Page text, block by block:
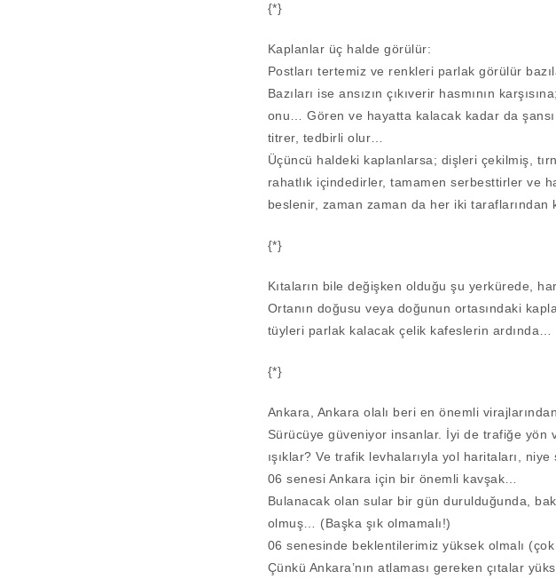
{*}
Kaplanlar üç halde görülür:
Postları tertemiz ve renkleri parlak görülür
Bazıları ise ansızın çıkıverir hasmının
onu… Gören ve hayatta kalacak kadar da
titrer, tedbirli olur…
Üçüncü haldeki kaplanlarsa; dişleri çekilmiş,
rahatlık içindedirler, tamamen serbesttirler ve
beslenir, zaman zaman da her iki taraflarından
{*}
Kıtaların bile değişken olduğu şu yerkürede,
Ortanın doğusu veya doğunun ortasındaki
tüyleri parlak kalacak çelik kafeslerin ardında…
{*}
Ankara, Ankara olalı beri en önemli
Sürücüye güveniyor insanlar. İyi de trafiğe yön
ışıklar? Ve trafik levhalarıyla yol haritaları,
06 senesi Ankara için bir önemli kavşak…
Bulanacak olan sular bir gün durulduğunda,
olmuş… (Başka şık olmamalı!)
06 senesinde beklentilerimiz yüksek olmalı (çok
Çünkü Ankara’nın atlaması gereken çıtalar